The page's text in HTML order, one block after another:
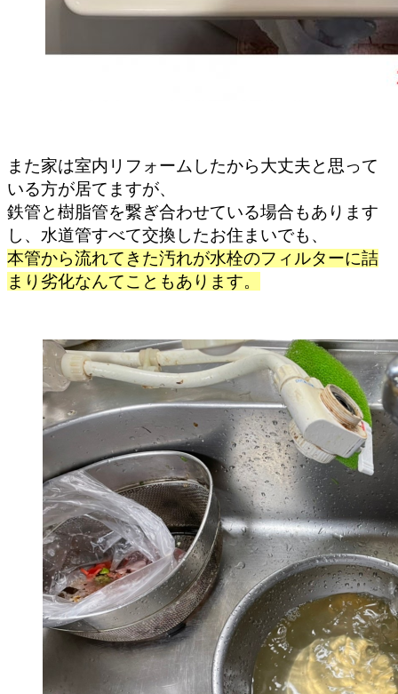
また家は室内リフォームしたから大丈夫と思って
いる方が居てますが、
鉄管と樹脂管を繋ぎ合わせている場合もあります
し、水道管すべて交換したお住まいでも、
本管から流れてきた汚れが水栓のフィルターに詰
まり劣化なんてこともあります。